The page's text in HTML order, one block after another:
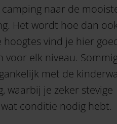
naar de
Het wordt hoe dan
vind je hier
elk niveau.
met de
waarbij je zeker stevige
conditie nodig hebt.